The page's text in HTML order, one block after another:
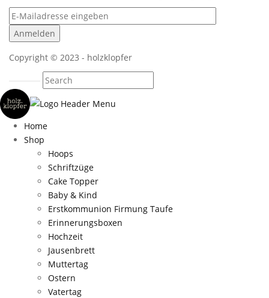
Copyright © 2023 - holzklopfer
Home
Shop
Hoops
Schriftzüge
Cake Topper
Baby & Kind
Erstkommunion Firmung Taufe
Erinnerungsboxen
Hochzeit
Jausenbrett
Muttertag
Ostern
Vatertag